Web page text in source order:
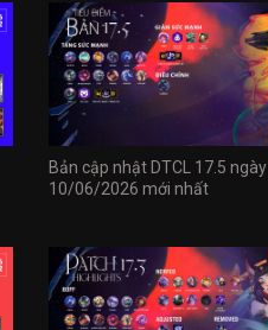
Bản cập nhật DTCL 17.5 ngày
10/06/2026 mới nhất